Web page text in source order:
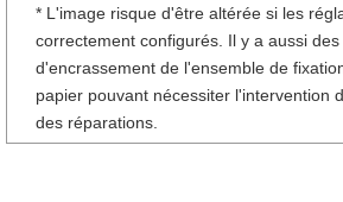
* L'image risque d'être altérée si les
correctement configurés. Il y a aussi
d'encrassement de l'ensemble de
papier pouvant nécessiter l'intervention
des réparations.